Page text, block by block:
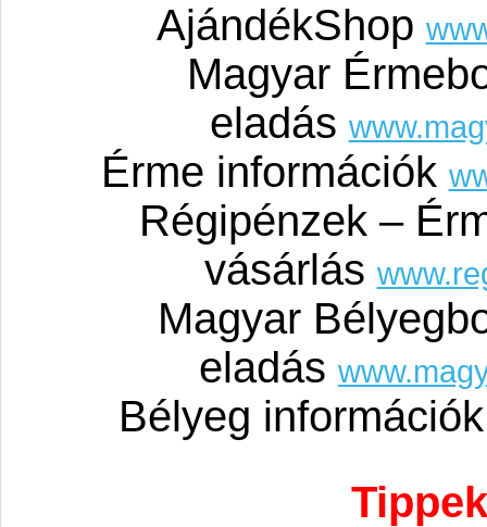
AjándékShop
Magyar
eladás
Érme információk
Régipénzek –
vásárlás
Magyar
eladás
Bélyeg